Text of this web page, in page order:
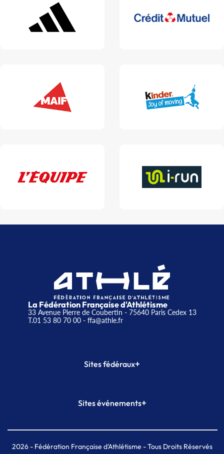
La Fédération Française d'Athlétisme
33 Avenue Pierre de Coubertin - 75640 Paris Cedex 13
T.01 53 80 70 00- ffa@athle.fr
Sites fédéraux+
Plateforme Formation
Sites événements+
Meeting de Paris indoor
MAIF Ekiden de Paris
2026- Fédération Française d'Athlétisme - Tous Droits Réservés